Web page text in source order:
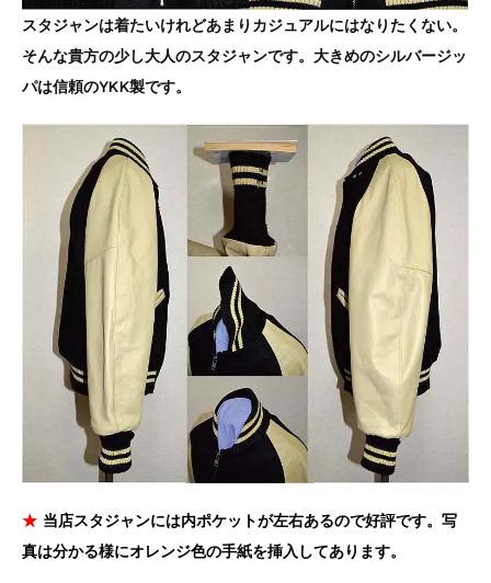
スタジャンは着たいけれどあまりカジュアルにはなりたくない。
そんな貴方の少し大人のスタジャンです。大きめのシルバージッ
パは信頼のYKK製です。
★ 当店スタジャンには内ポケットが左右あるので好評です。写
真は分かる様にオレンジ色の手紙を挿入してあります。